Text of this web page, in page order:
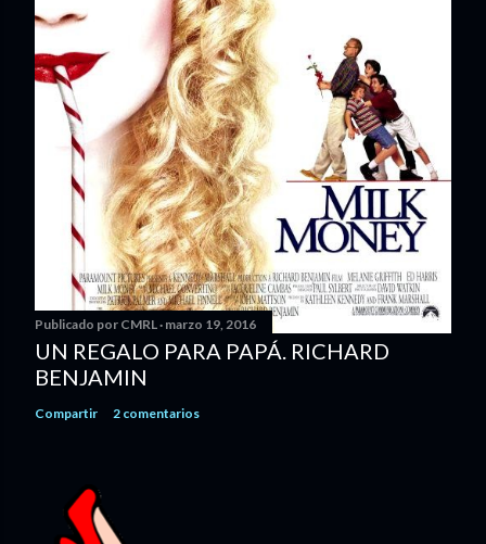
Publicado por CMRL marzo 19, 2016
UN REGALO PARA PAPÁ. RICHARD
BENJAMIN
Compartir 2 comentarios